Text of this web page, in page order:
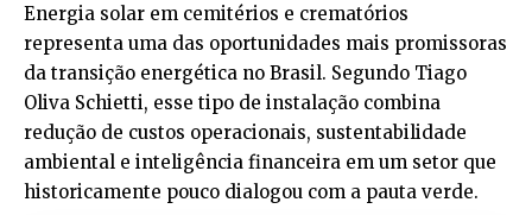
Energia solar em cemitérios e crematórios
representa uma das oportunidades mais promissoras
da transição energética no Brasil. Segundo Tiago
Oliva Schietti, esse tipo de instalação combina
redução de custos operacionais, sustentabilidade
ambiental e inteligência financeira em um setor que
historicamente pouco dialogou com a pauta verde.